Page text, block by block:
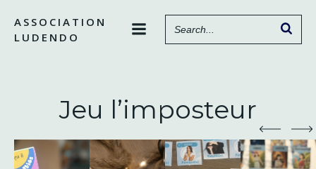
contenu
ASSOCIATION
LUDENDO
Jeu l’imposteur